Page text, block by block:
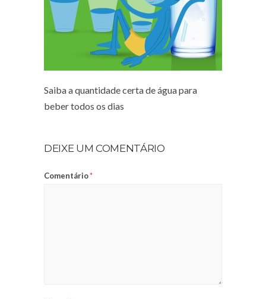
Saiba a quantidade certa de água para
beber todos os dias
DEIXE UM COMENTÁRIO
Comentário*